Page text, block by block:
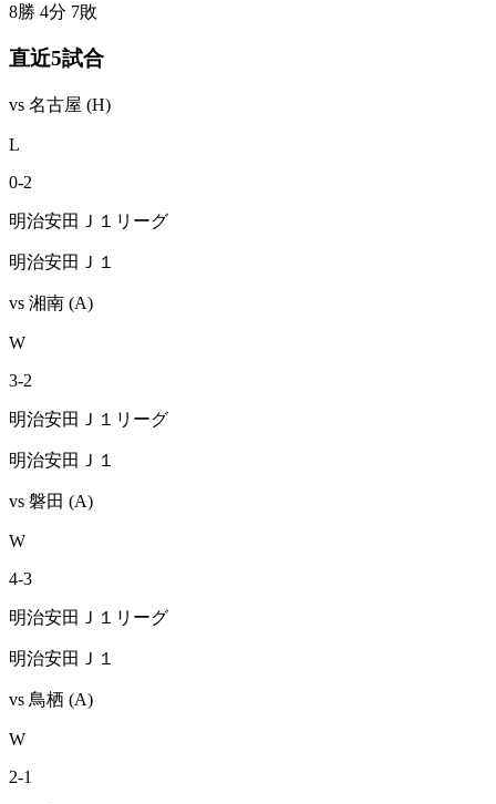
8勝 4分 7敗
直近5試合
vs 名古屋 (H)
L
0-2
明治安田Ｊ１リーグ
明治安田Ｊ１
vs 湘南 (A)
W
3-2
明治安田Ｊ１リーグ
明治安田Ｊ１
vs 磐田 (A)
W
4-3
明治安田Ｊ１リーグ
明治安田Ｊ１
vs 鳥栖 (A)
W
2-1